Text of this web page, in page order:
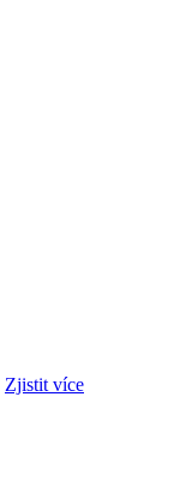
Zjistit více